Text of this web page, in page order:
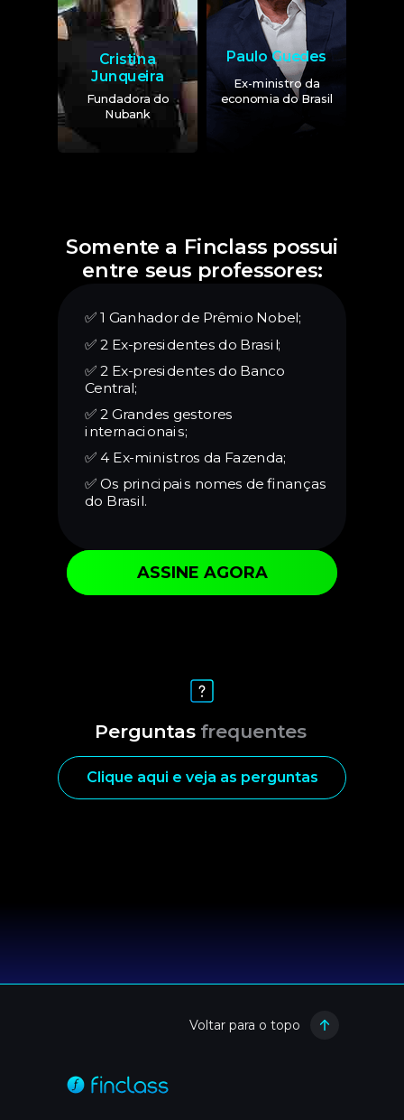
Somente a Finclass possui
entre seus professores:
✅ 1 Ganhador de Prêmio Nobel;
✅ 2 Ex-presidentes do Brasil;
✅ 2 Ex-presidentes do Banco
Central;
✅ 2 Grandes gestores
internacionais;
✅ 4 Ex-ministros da Fazenda;
✅ Os principais nomes de finanças
do Brasil.
ASSINE AGORA
Fundadora do
Nubank
Cristina
Junqueira
Ex-ministro da
economia do Brasil
Paulo Guedes
Perguntas frequentes
Clique aqui e veja as perguntas
Voltar para o topo